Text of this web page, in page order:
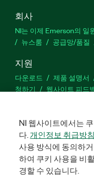
회사
NI는 이제 Emerson의 일
뉴스룸
공급망/품질
지원
다운로드 제품 설명서
청하기
웹사이트 피드
©2026 NATIONAL
루먼트㈜ | 주소: 서울특
동, 파크원 타워1) | 대표
NI 웹사이트에서는
다.개인정보 취급방침
사용 방식에 동의하
하여 쿠키 사용을 비
경할 수 있습니다.